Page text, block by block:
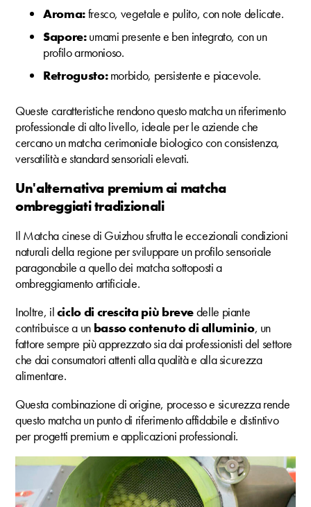
Aroma:fresco, vegetale e pulito, con note delicate.
Sapore:umami presente e ben integrato, con un
profilo armonioso.
Retrogusto:morbido, persistente e piacevole.
Queste caratteristiche rendono questo matcha un riferimento
professionale di alto livello, ideale per le aziende che
cercano un matcha cerimoniale biologico con consistenza,
versatilità e standard sensoriali elevati.
Un'alternativa premium ai matcha
ombreggiati tradizionali
Il Matcha cinese di Guizhou sfrutta le eccezionali condizioni
naturali della regione per sviluppare un profilo sensoriale
paragonabile a quello dei matcha sottoposti a
ombreggiamento artificiale.
Inoltre, ilciclo di crescita più brevedelle piante
contribuisce a un basso contenuto di alluminio, un
fattore sempre più apprezzato sia dai professionisti del settore
che dai consumatori attenti alla qualità e alla sicurezza
alimentare.
Questa combinazione di origine, processo e sicurezza rende
questo matcha un punto di riferimento affidabile e distintivo
per progetti premium e applicazioni professionali.